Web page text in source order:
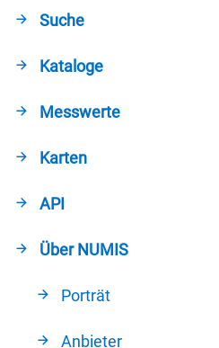
Suche
Kataloge
Messwerte
Karten
API
Über NUMIS
Porträt
Anbieter